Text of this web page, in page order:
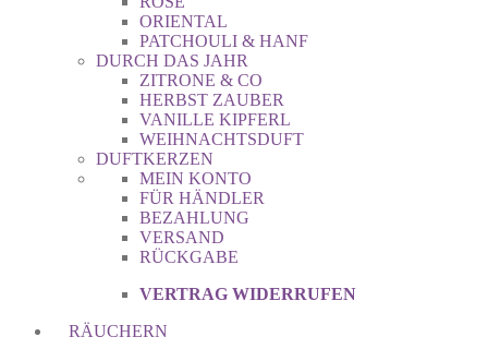
ORIENTAL
PATCHOULI & HANF
DURCH DAS JAHR
ZITRONE & CO
HERBST ZAUBER
VANILLE KIPFERL
WEIHNACHTSDUFT
DUFTKERZEN
MEIN KONTO
FÜR HÄNDLER
BEZAHLUNG
VERSAND
RÜCKGABE
VERTRAG WIDERRUFEN
RÄUCHERN